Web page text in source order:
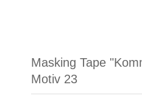
Masking Tape
Motiv 23